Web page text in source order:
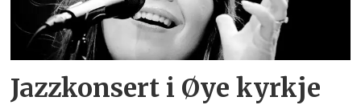
Jazzkonsert i Øye kyrkje